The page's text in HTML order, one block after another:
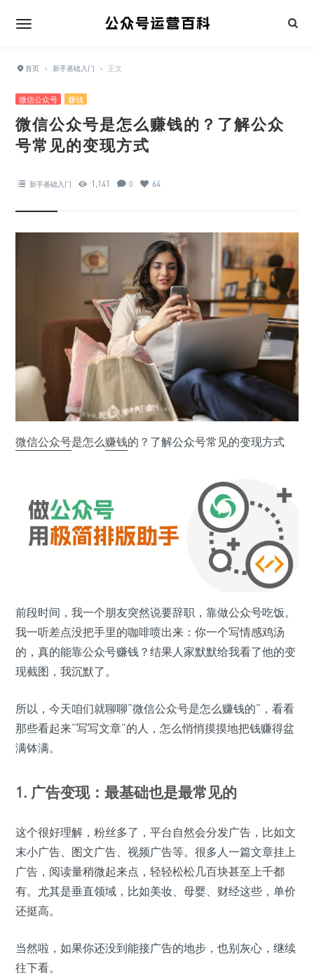
首页 › 新手基础入门 › 正文
微信公众号 赚钱
微信公众号是怎么赚钱的？了解公众
号常见的变现方式
新手基础入门 1,141 0 64
微信公众号是怎么赚钱的？了解公众号常见的变现方式
前段时间，我一个朋友突然说要辞职，靠做公众号吃饭。
我一听差点没把手里的咖啡喷出来：你一个写情感鸡汤
的，真的能靠公众号赚钱？结果人家默默给我看了他的变
现截图，我沉默了。
所以，今天咱们就聊聊“微信公众号是怎么赚钱的”，看看
那些看起来“写写文章”的人，怎么悄悄摸摸地把钱赚得盆
满钵满。
1. 广告变现：最基础也是最常见的
这个很好理解，粉丝多了，平台自然会分发广告，比如文
末小广告、图文广告、视频广告等。很多人一篇文章挂上
广告，阅读量稍微起来点，轻轻松松几百块甚至上千都
有。尤其是垂直领域，比如美妆、母婴、财经这些，单价
还挺高。
当然啦，如果你还没到能接广告的地步，也别灰心，继续
往下看。